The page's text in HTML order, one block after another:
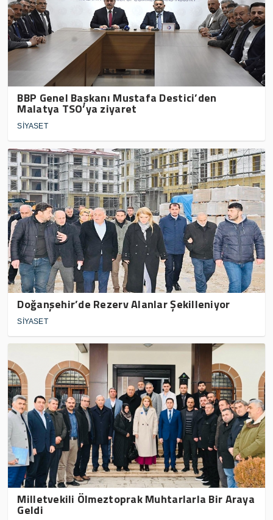
BBP Genel Başkanı Mustafa Destici’den
Malatya TSO’ya ziyaret
SİYASET
Doğanşehir’de Rezerv Alanlar Şekilleniyor
SİYASET
Milletvekili Ölmeztoprak Muhtarlarla Bir Araya
Geldi